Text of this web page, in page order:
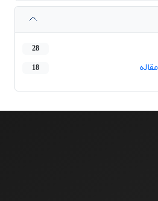
28
18